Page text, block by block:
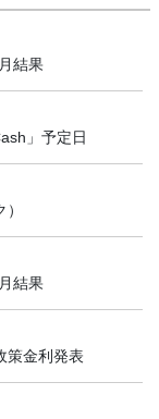
結果
」予定日
結果
策金利発表